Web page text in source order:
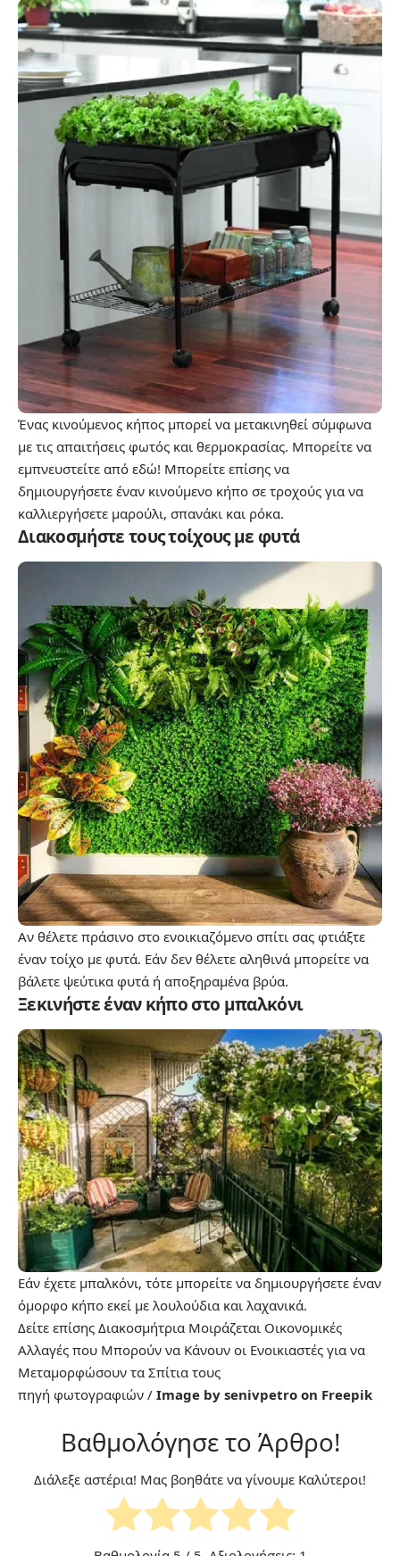
Ένας κινούμενος κήπος μπορεί να μετακινηθεί σύμφωνα
με τις απαιτήσεις φωτός και θερμοκρασίας. Μπορείτε να
εμπνευστείτε από εδώ! Μπορείτε επίσης να
δημιουργήσετε έναν κινούμενο κήπο σε τροχούς για να
καλλιεργήσετε μαρούλι, σπανάκι και ρόκα.
Διακοσμήστε τους τοίχους με φυτά
Αν θέλετε πράσινο στο ενοικιαζόμενο σπίτι σας φτιάξτε
έναν τοίχο με φυτά. Εάν δεν θέλετε αληθινά μπορείτε να
βάλετε ψεύτικα φυτά ή αποξηραμένα βρύα.
Ξεκινήστε έναν κήπο στο μπαλκόνι
Εάν έχετε μπαλκόνι, τότε μπορείτε να δημιουργήσετε έναν
όμορφο κήπο εκεί με λουλούδια και λαχανικά.
Δείτε επίσης Διακοσμήτρια Μοιράζεται Οικονομικές
Αλλαγές που Μπορούν να Κάνουν οι Ενοικιαστές για να
Μεταμορφώσουν τα Σπίτια τους
πηγή φωτογραφιών / Image by senivpetro on Freepik
Βαθμολόγησε το Άρθρο!
Διάλεξε αστέρια! Μας βοηθάτε να γίνουμε Καλύτεροι!